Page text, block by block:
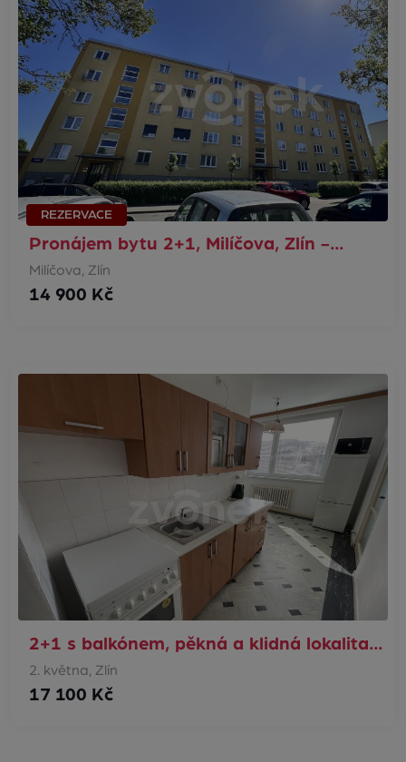
REZERVACE
Pronájem bytu 2+1, Milíčova, Zlín -…
Milíčova, Zlín
14 900 Kč
2+1 s balkónem, pěkná a klidná lokalita…
2. května, Zlín
17 100 Kč